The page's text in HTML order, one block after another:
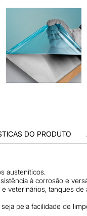
DO PRODUTO
austeníticos.
à corrosão e
veterinários, tanques
pela facilidade de